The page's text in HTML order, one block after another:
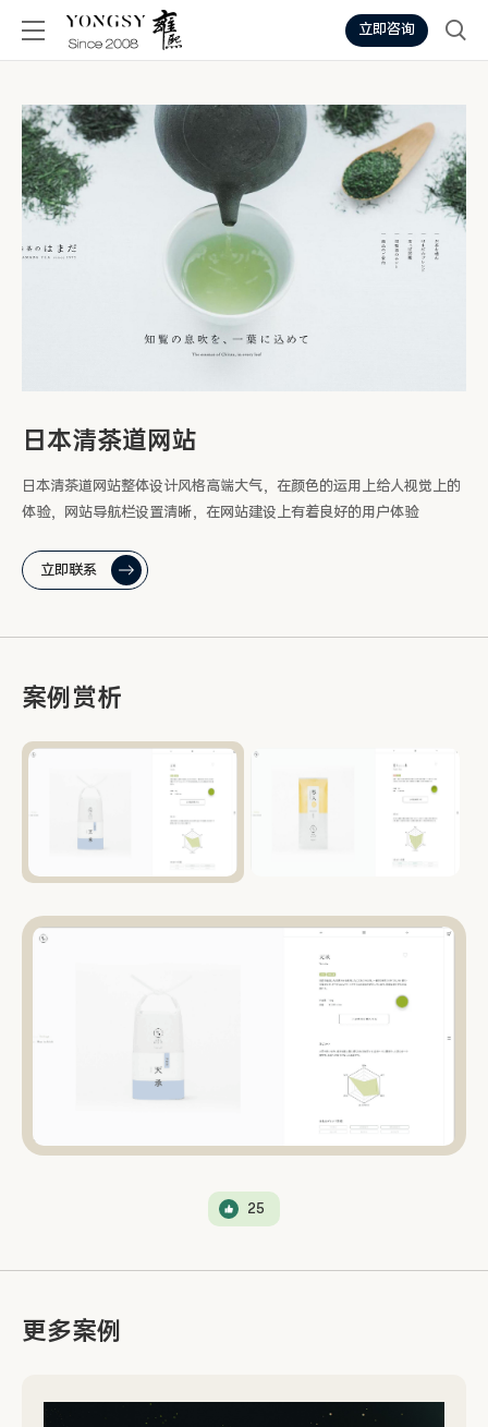
立即咨询
日本清茶道网站
日本清茶道网站整体设计风格高端大气，在颜色的运用上给人视觉上的
体验，网站导航栏设置清晰，在网站建设上有着良好的用户体验
立即联系
案例赏析
25
更多案例